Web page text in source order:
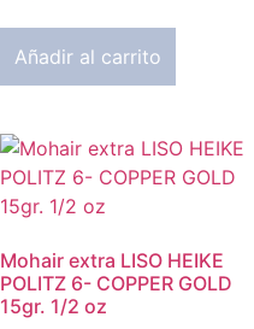
Añadir al carrito
Mohair extra LISO HEIKE
POLITZ 6- COPPER GOLD
15gr. 1/2 oz